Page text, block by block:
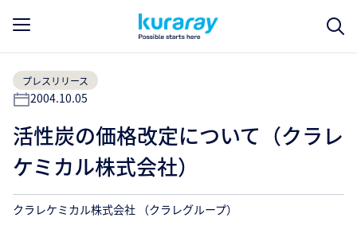
プレスリリース
2004.10.05
活性炭の価格改定について（クラレ
ケミカル株式会社）
クラレケミカル株式会社 （クラレグループ）